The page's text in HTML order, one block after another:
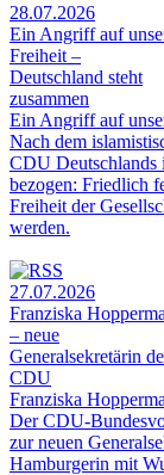
28.07.2026
Ein Angriff auf
Freiheit –
Deutschland steht
zusammen
Ein Angriff auf
Nach dem
CDU Deutschlands
bezogen: Friedlich
Freiheit der
werden.
27.07.2026
Franziska
– neue
Generalsekretärin
CDU
Franziska
Der CDU-
zur neuen
Hamburgerin mit